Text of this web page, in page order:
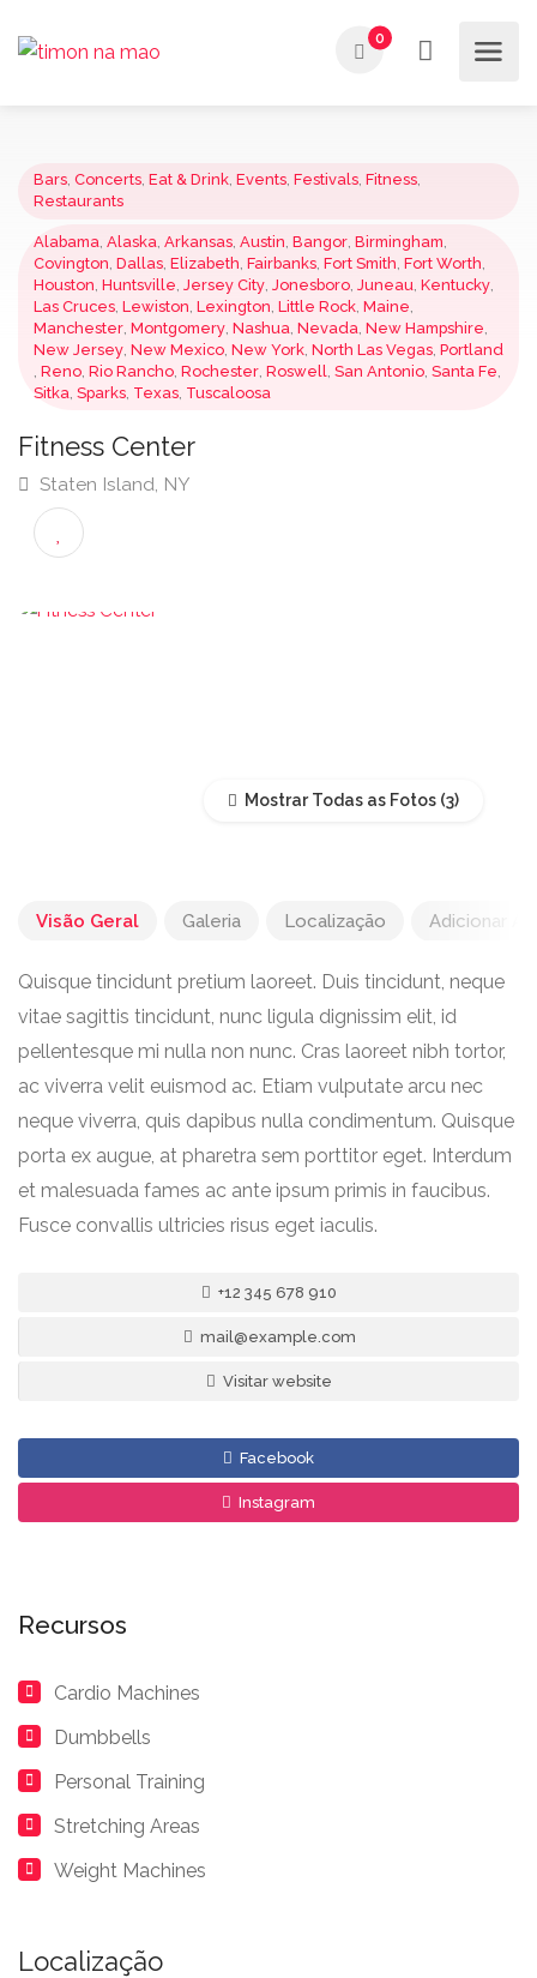
0
Bars,Concerts
Alabama Alaska,Arkansas,Austin, Bangor,Birmingham
Covington,Dallas,Elizabeth, Fairbanks,Fort Smith,Fort Worth
Houston,Huntsville,Jersey City,Jonesboro,Juneau
Las Cruces,Lewiston,Lexington ,Little Rock,Maine,
Manchester,Montgomery,Nashua,Nevada,New Hampshire
New Jersey,New Mexico,New York ,North Las Vegas,
,Reno,Rio Rancho , Rochester
Fitness Center
Staten Island, NY
Mostrar Todas as Fotos
Visão Geral Galeria Localização Adicionar
Quisque tincidunt pretium laoreet. Duis tincidunt, neque
vitae sagittis tincidunt, nunc ligula dignissim elit, id
pellentesque mi nulla non nunc. Cras laoreet nibh tortor,
ac viverra velit euismod ac. Etiam vulputate arcu nec
neque viverra, quis dapibus nulla condimentum. Quisque
porta ex augue, at pharetra sem porttitor eget. Interdum
et malesuada fames ac ante ipsum primis in faucibus.
Fusce convallis ultricies risus eget iaculis.
+12 345 678 910
mail@example.com
Visitar website
Facebook
Instagram
Recursos
Cardio Machines
Dumbbells
Personal Training
Stretching Areas
Weight Machines
Localização